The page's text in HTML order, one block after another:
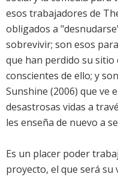
esos trabajadores de
obligados a
sobrevivir; son esos
que han perdido su
conscientes de ello; y
Sunshine (2006) que ve
desastrosas vidas a
les enseña de nuevo a
Es un placer poder
proyecto, el que será su